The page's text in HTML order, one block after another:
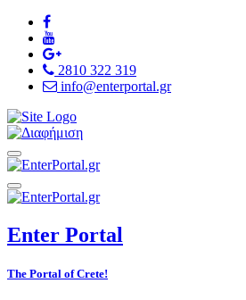
2810 322 319
info@enterportal.gr
Enter Portal
The Portal of Crete!